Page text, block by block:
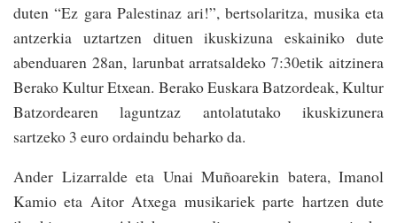
duten “Ez gara Palestinaz ari!”, bertsolaritza, musika eta
antzerkia uztartzen dituen ikuskizuna eskainiko dute
abenduaren 28an, larunbat arratsaldeko 7:30etik aitzinera
Berako Kultur Etxean. Berako Euskara Batzordeak, Kultur
Batzordearen laguntzaz antolatutako ikuskizunera
sartzeko 3 euro ordaindu beharko da.
Ander Lizarralde eta Unai Muñoarekin batera, Imanol
Kamio eta Aitor Atxega musikariek parte hartzen dute